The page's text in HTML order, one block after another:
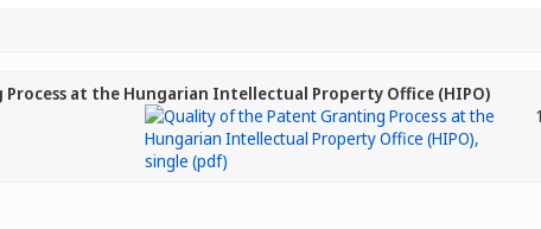
at the Hungarian Intellectual Property Office (HIPO)